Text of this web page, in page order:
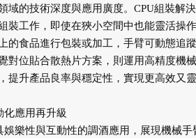
域的技術深度與應用廣度。CPU組裝解
裝工作，即使在狹小空間中也能靈活操
的食品進行包裝或加工，手臂可動態追
對位貼合散熱片方案，則運用高精度機
提升產品良率與穩定性，實現更高效又靈
化應用再升級
娛樂性與互動性的調酒應用，展現機械